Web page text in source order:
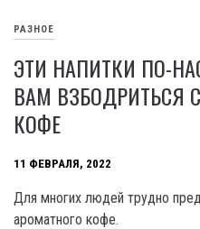
РАЗНОЕ
ЭТИ НАПИТКИ ПО-
ВАМ ВЗБОДРИТЬСЯ
КОФЕ
11 ФЕВРАЛЯ, 2022
Для многих людей трудно
ароматного кофе.